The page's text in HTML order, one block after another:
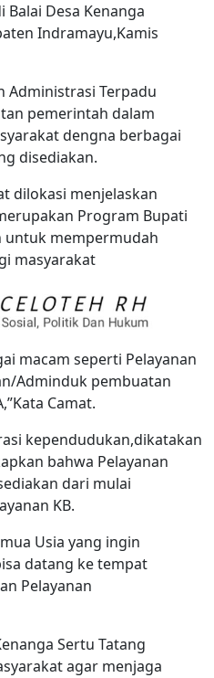
Desa Kenanga
Indramayu,Kamis
Administrasi Terpadu
pemerintah dalam
dengna berbagai
disediakan.
dilokasi menjelaskan
Program Bupati
mempermudah
masyarakat
macam seperti Pelayanan
Adminduk pembuatan
Camat.
kependudukan,dikatakan
bahwa Pelayanan
dari mulai
KB.
Usia yang ingin
datang ke tempat
Pelayanan
Sertu Tatang
agar menjaga